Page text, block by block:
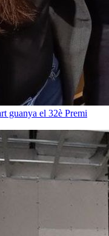
guanya el 32è Premi